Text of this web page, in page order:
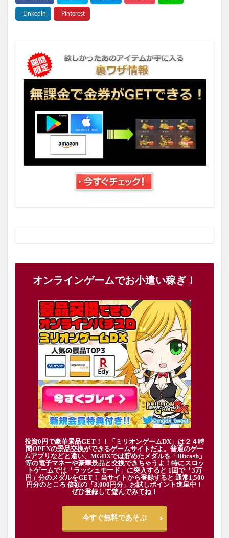
オンラインゲームでお小遣い稼ぎ！
投資0円で豪華景品GET！！「ミリオンゲームDX」は２４時
間OPENの景品交換ができるゲームサイトだよ。普通のゲー
ムアプリなどと違い、MGDXでは貯めたメダルを「Bitcash」
等の電子マネーや豪華景品と交換できちゃうよ！特にスロッ
トゲームでは「ラッシュモード」に突入すると 1回で「3万
円」分のメダルをGET！ 当サイトから登録すると 通常1,500
円分のところ 倍額の「3,000円分」お試しポイント進呈中！
ぜひ登録して遊んでみてね！
今すぐ無料であそぶ